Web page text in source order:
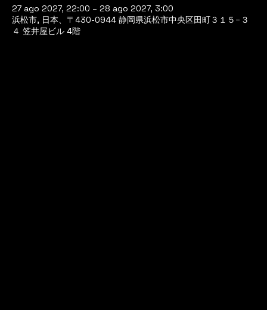
27 ago 2027, 22:00 – 28 ago 2027, 3:00
浜松市, 日本、〒430-0944 静岡県浜松市中央区田町３１５−３
４ 笠井屋ビル 4階